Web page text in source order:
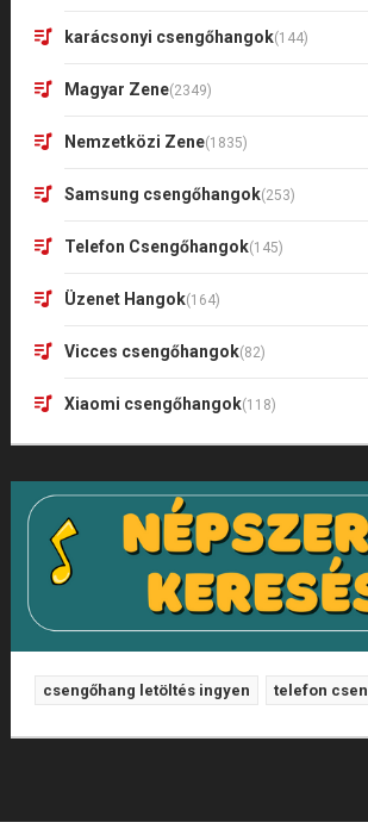
karácsonyi csengőhangok(144)
Magyar Zene(2349)
Nemzetközi Zene(1835)
Samsung csengőhangok(253)
Telefon Csengőhangok(145)
Üzenet Hangok(164)
Vicces csengőhangok(82)
Xiaomi csengőhangok(118)
csengőhang letöltés ingyen telefon